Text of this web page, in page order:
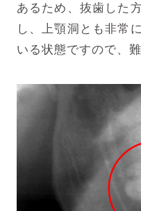
あるため、抜歯した
し、上顎洞とも非常
いる状態ですので、